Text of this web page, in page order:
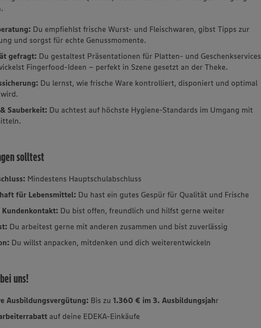
Du empfiehlst frische Wurst- und Fleischwaren, gibst Tipps zur
und sorgst für echte Genussmomente.
gefragt: Du gestaltest Präsentationen für Platten- und Geschenkservices
Fingerfood-Ideen – perfekt in Szene gesetzt an der Theke.
Du lernst, wie frische Ware kontrolliert, disponiert und optimal
Sauberkeit: Du achtest auf höchste Hygiene-Standards im Umgang mit
solltest
Mindestens Hauptschulabschluss
für Lebensmittel: Du hast ein gutes Gespür für Qualität und Frische
Kundenkontakt: Du bist offen, freundlich und hilfst gerne weiter
Du arbeitest gerne mit anderen zusammen und bist zuverlässig
Du willst anpacken, mitdenken und dich weiterentwickeln
uns!
Ausbildungsvergütung: Bis zu1.360 € im 3. Ausbildungsjahr
auf deine EDEKA-Einkäufe